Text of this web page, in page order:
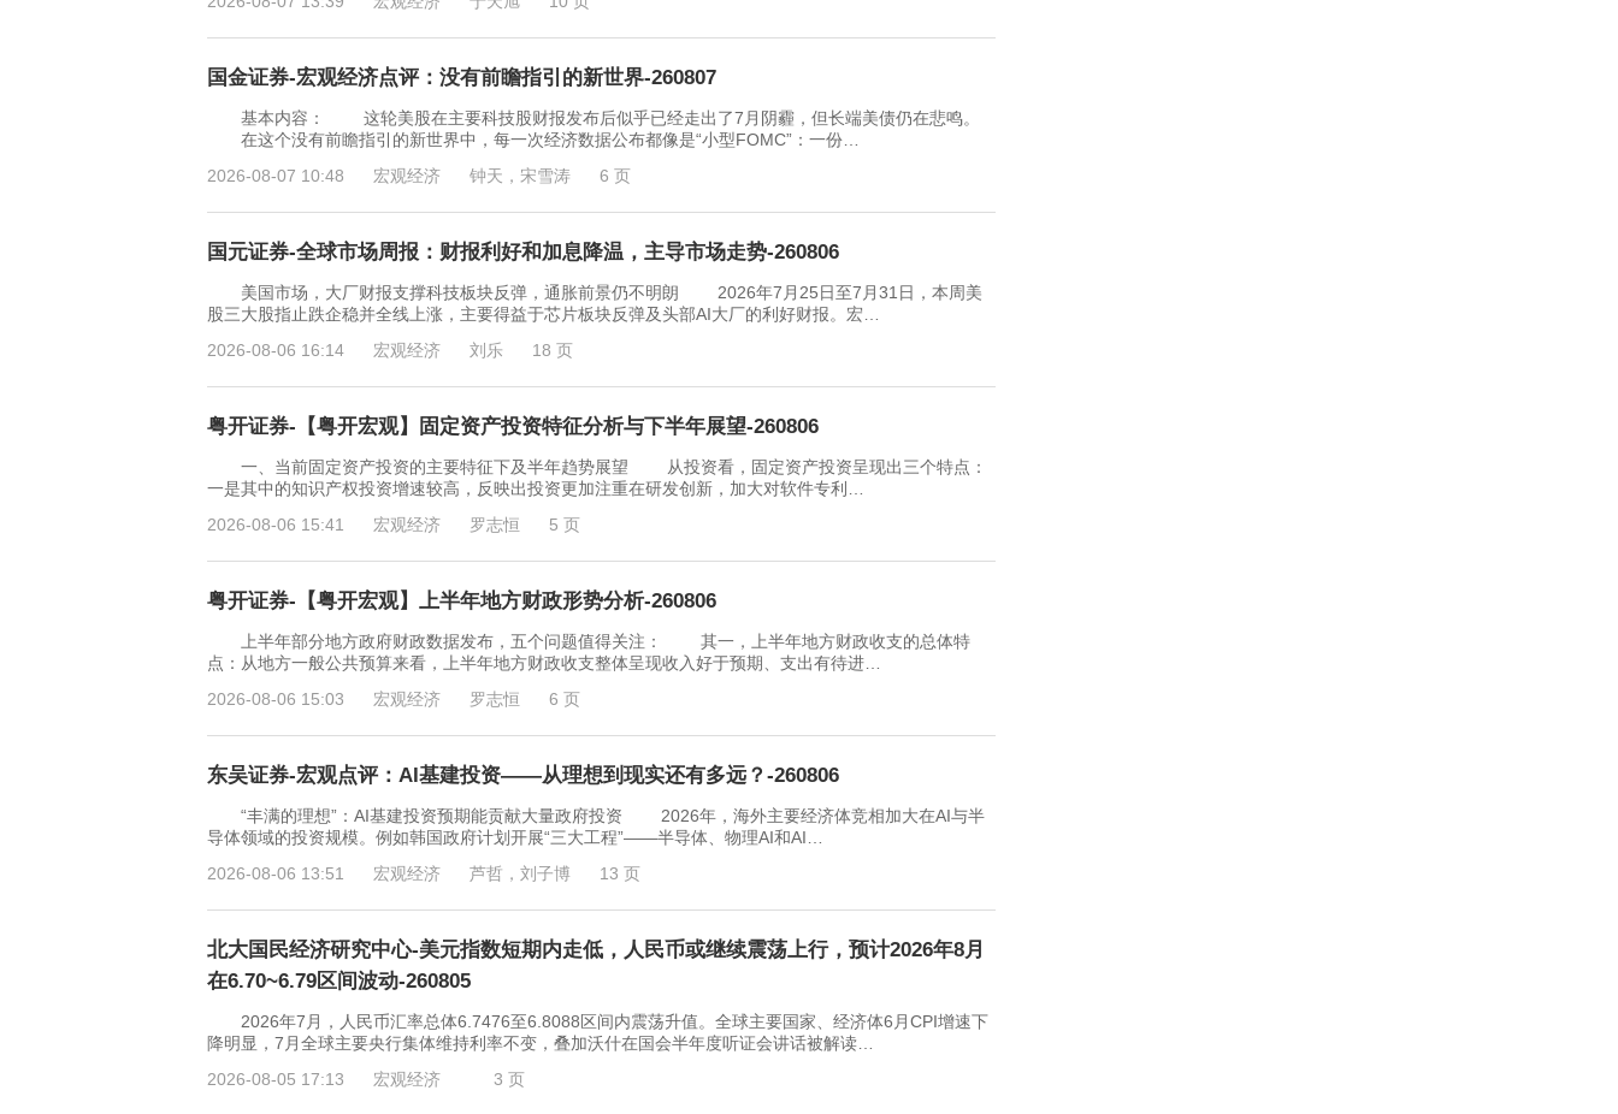
国金证券-宏观经济点评：没有前瞻指引的新世界-260807
基本内容： 这轮美股在主要科技股财报发布后似乎已经走出了7月阴霾，但长端美债仍在悲鸣。
在这个没有前瞻指引的新世界中，每一次经济数据公布都像是“小型FOMC”：一份…
2026-08-07 10:48
宏观经济 钟天，宋雪涛 6 页
国元证券-全球市场周报：财报利好和加息降温，主导市场走势-260806
美国市场，大厂财报支撑科技板块反弹，通胀前景仍不明朗 2026年7月25日至7月31日，本周美
股三大股指止跌企稳并全线上涨，主要得益于芯片板块反弹及头部AI大厂的利好财报。宏…
2026-08-06 16:14
宏观经济 刘乐 18 页
粤开证券-【粤开宏观】固定资产投资特征分析与下半年展望-260806
一、当前固定资产投资的主要特征下及半年趋势展望 从投资看，固定资产投资呈现出三个特点：
一是其中的知识产权投资增速较高，反映出投资更加注重在研发创新，加大对软件专利…
2026-08-06 15:41
宏观经济 罗志恒 5 页
粤开证券-【粤开宏观】上半年地方财政形势分析-260806
上半年部分地方政府财政数据发布，五个问题值得关注： 其一，上半年地方财政收支的总体特
点：从地方一般公共预算来看，上半年地方财政收支整体呈现收入好于预期、支出有待进…
2026-08-06 15:03
宏观经济 罗志恒 6 页
东吴证券-宏观点评：AI基建投资——从理想到现实还有多远？-260806
“丰满的理想”：AI基建投资预期能贡献大量政府投资 2026年，海外主要经济体竞相加大在AI与半
导体领域的投资规模。例如韩国政府计划开展“三大工程”——半导体、物理AI和AI…
2026-08-06 13:51
宏观经济 芦哲，刘子博 13 页
北大国民经济研究中心-美元指数短期内走低，人民币或继续震荡上行，预计2026年8月
在6.70~6.79区间波动-260805
2026年7月，人民币汇率总体6.7476至6.8088区间内震荡升值。全球主要国家、经济体6月CPI增速下
降明显，7月全球主要央行集体维持利率不变，叠加沃什在国会半年度听证会讲话被解读…
2026-08-05 17:13
宏观经济 3 页